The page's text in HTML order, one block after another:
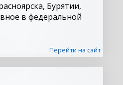
Бурятии,
в федеральной
Перейти на сайт